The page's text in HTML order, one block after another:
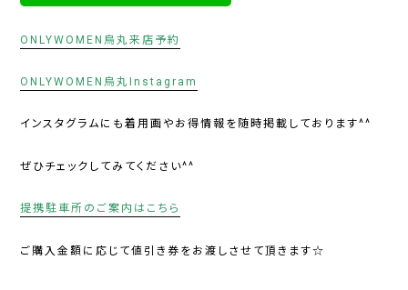
ONLYWOMEN烏丸来店予約
ONLYWOMEN烏丸Instagram
インスタグラムにも着用画やお得情報を随時掲載しております^^
ぜひチェックしてみてください^^
提携駐車所のご案内はこちら
ご購入金額に応じて値引き券をお渡しさせて頂きます☆